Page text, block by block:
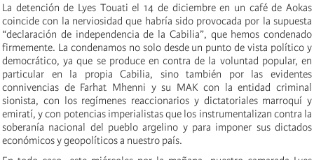
La detención de Lyes Touati el 14 de diciembre en un café de Aokas
coincide con la nerviosidad que habría sido provocada por la supuesta
“declaración de independencia de la Cabilia”, que hemos condenado
firmemente. La condenamos no solo desde un punto de vista político y
democrático, ya que se produce en contra de la voluntad popular, en
particular en la propia Cabilia, sino también por las evidentes
connivencias de Farhat Mhenni y su MAK con la entidad criminal
sionista, con los regímenes reaccionarios y dictatoriales marroquí y
emiratí, y con potencias imperialistas que los instrumentalizan contra la
soberanía nacional del pueblo argelino y para imponer sus dictados
económicos y geopolíticos a nuestro país.